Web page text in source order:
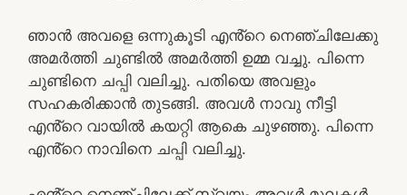
ഞാൻ അവളെ ഒന്നുകൂടി എൻ്റെ നെഞ്ചിലേക്കു
അമർത്തി ചുണ്ടിൽ അമർത്തി ഉമ്മ വച്ചു. പിന്നെ
ചുണ്ടിനെ ചപ്പി വലിച്ചു. പതിയെ അവളും
സഹകരിക്കാൻ തുടങ്ങി. അവൾ നാവു നീട്ടി
എൻ്റെ വായിൽ കയറ്റി ആകെ ചുഴഞ്ഞു. പിന്നെ
എൻ്റെ നാവിനെ ചപ്പി വലിച്ചു.